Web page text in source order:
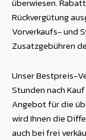
Rückvergütung
Vorverkaufs- und
Zusatzgebühren
Unser Bestpreis-
Stunden nach
Angebot für die
wird Ihnen die
auch bei frei